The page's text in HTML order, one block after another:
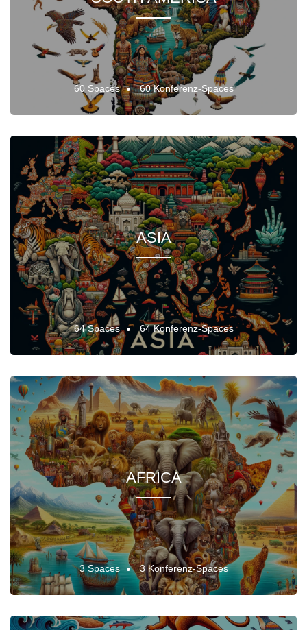
60 Spaces 60 Konferenz-Spaces
ASIA
64 Spaces 64 Konferenz-Spaces
AFRICA
3 Spaces 3 Konferenz-Spaces